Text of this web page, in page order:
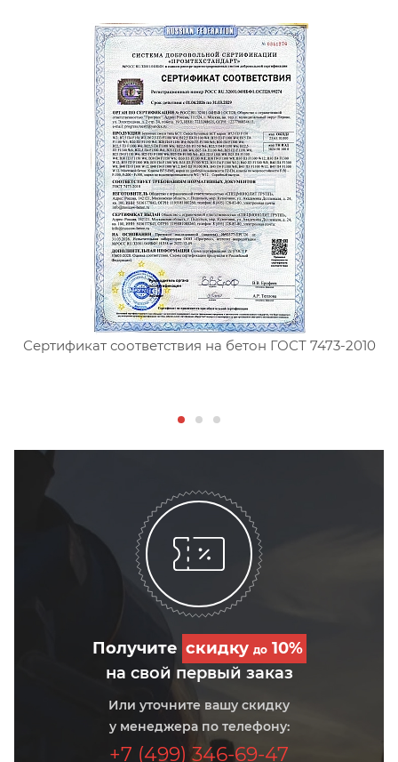
Сертификат соответствия на бетон ГОСТ 7473-2010
Получите скидку до10%
на свой первый заказ
Или уточните вашу скидку
у менеджера по телефону:
+7 (499) 346-69-47